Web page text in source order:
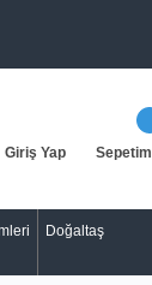
Giriş Yap Sepetim
Doğaltaş